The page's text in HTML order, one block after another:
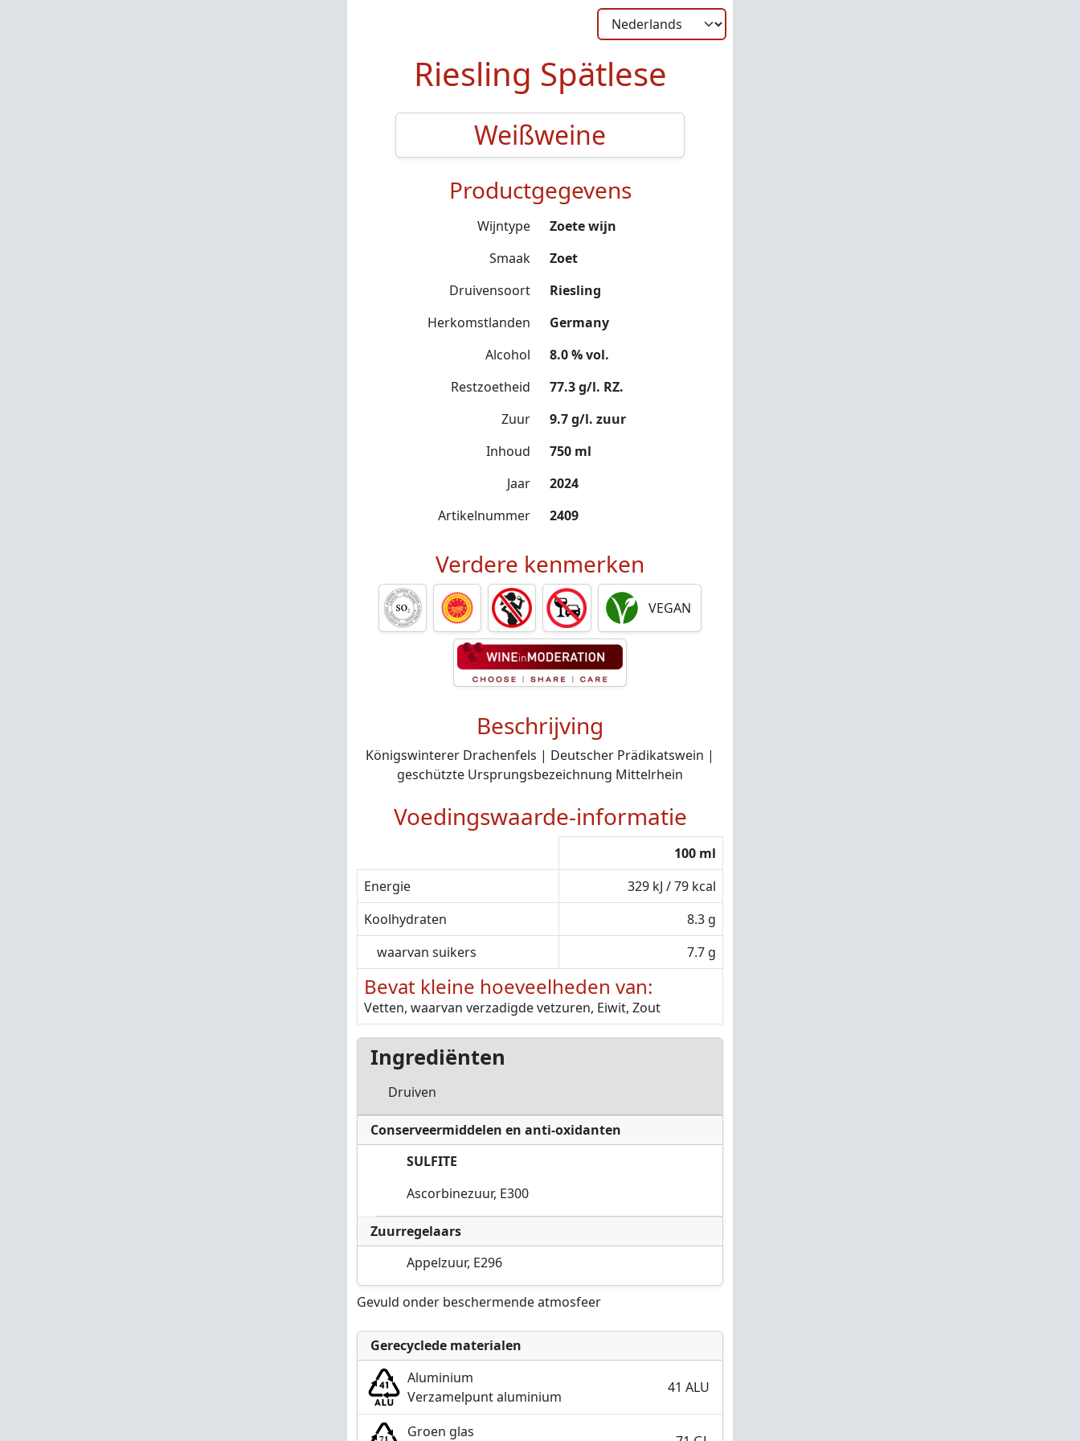
Riesling Spätlese
Weißweine
Productgegevens
Wijntype
Zoete wijn
Smaak
Zoet
Druivensoort
Riesling
Herkomstlanden
Germany
Alcohol
8.0 % vol.
Restzoetheid
77.3 g/l. RZ.
Zuur
9.7 g/l. zuur
Inhoud
750 ml
Jaar
2024
Artikelnummer
2409
Verdere kenmerken
VEGAN
Beschrijving
Königswinterer Drachenfels | Deutscher Prädikatswein |
geschützte Ursprungsbezeichnung Mittelrhein
Voedingswaarde-informatie
100 ml
Energie
329 kJ / 79 kcal
Koolhydraten
8.3 g
waarvan suikers
7.7 g
Bevat kleine hoeveelheden van:
Vetten, waarvan verzadigde vetzuren, Eiwit, Zout
Ingrediënten
Druiven
Conserveermiddelen en anti-oxidanten
SULFITE
Ascorbinezuur, E300
Zuurregelaars
Appelzuur, E296
Gevuld onder beschermende atmosfeer
Gerecyclede materialen
Aluminium
Verzamelpunt aluminium
41 ALU
Groen glas